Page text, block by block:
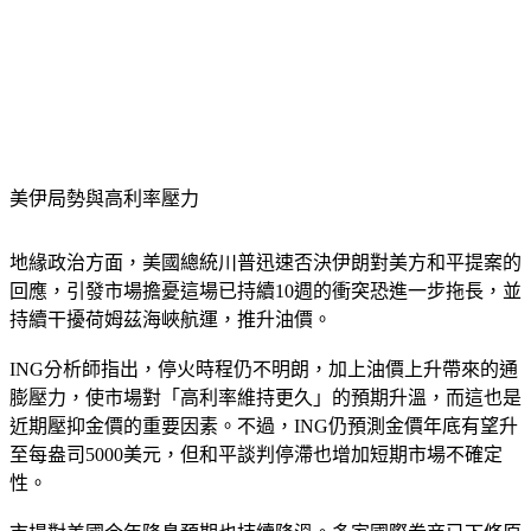
美伊局勢與高利率壓力
地緣政治方面，美國總統川普迅速否決伊朗對美方和平提案的
回應，引發市場擔憂這場已持續10週的衝突恐進一步拖長，並
持續干擾荷姆茲海峽航運，推升油價。
ING分析師指出，停火時程仍不明朗，加上油價上升帶來的通
膨壓力，使市場對「高利率維持更久」的預期升溫，而這也是
近期壓抑金價的重要因素。不過，ING仍預測金價年底有望升
至每盎司5000美元，但和平談判停滯也增加短期市場不確定
性。